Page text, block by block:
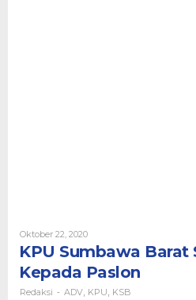
Oktober 22, 2020Oleh
Redaksi
KPU Sumbawa Barat
Kepada Paslon
Redaksi - ADV KPU KSB